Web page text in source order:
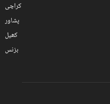
کراچی
پشاور
کھیل
بزنس